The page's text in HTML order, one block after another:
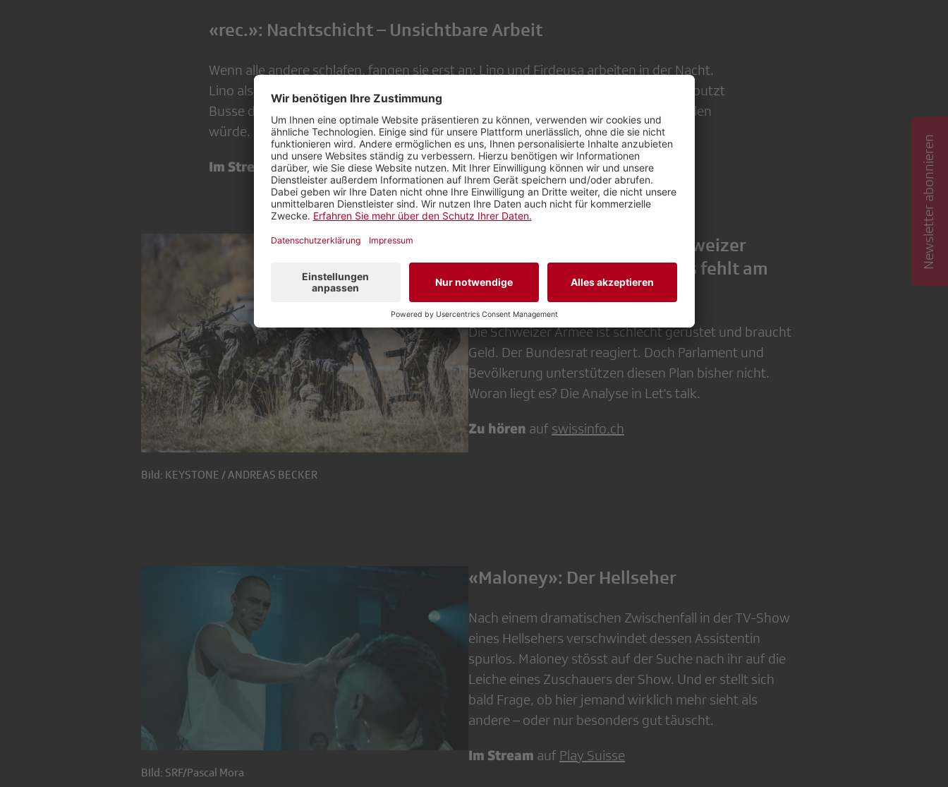
«rec.»: Nachtschicht – Unsichtbare Arbeit
Wenn alle andere schlafen, fangen sie erst an: Lino und Firdeusa arbeiten in der Nacht.
Lino als Sicherheitsmitarbeiter im grössten Shoppingcenter der Schweiz, Firdeusa putzt
Busse des öffentlichen Verkehrs. Ihr Einsatz wird oft erst bemerkt, wenn er mal fehlen
würde.
Im StreamaufPlay SRF
Bild: KEYSTONE / ANDREAS BECKER
«SWI swissinfo.ch»: Die Schweizer
Armee braucht Geld, aber es fehlt am
Willen – warum eigentlich?
Die Schweizer Armee ist schlecht gerüstet und braucht
Geld. Der Bundesrat reagiert. Doch Parlament und
Bevölkerung unterstützen diesen Plan bisher nicht.
Woran liegt es? Die Analyse in Let's talk.
Zu hören auf swissinfo.ch
BIld: SRF/Pascal Mora
«Maloney»: Der Hellseher
Nach einem dramatischen Zwischenfall in der TV-Show
eines Hellsehers verschwindet dessen Assistentin
spurlos. Maloney stösst auf der Suche nach ihr auf die
Leiche eines Zuschauers der Show. Und er stellt sich
bald Frage, ob hier jemand wirklich mehr sieht als
andere – oder nur besonders gut täuscht.
Im Stream auf Play Suisse
Newsletter abonnieren